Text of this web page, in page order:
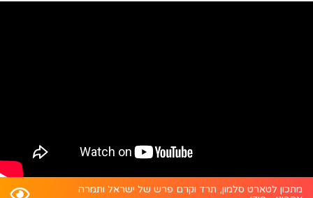
מתכון לטארט סלמון, תרד וקרם פרש של ישראל ותמרה